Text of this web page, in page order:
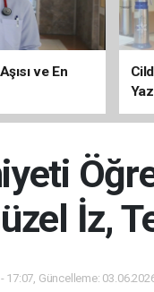
ve En
İz,
17:07, Güncelleme: